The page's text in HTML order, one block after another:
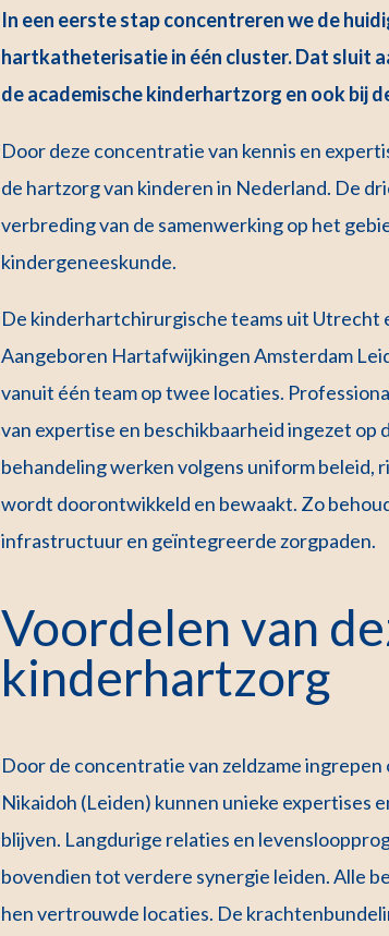
In een eerste stap concentreren we de
hartkatheterisatie in één cluster. Dat sluit
de academische kinderhartzorg en ook bij
Door deze concentratie van kennis en
de hartzorg van kinderen in Nederland. De
verbreding van de samenwerking op het
kindergeneeskunde.
De kinderhartchirurgische teams uit Utrecht
Aangeboren Hartafwijkingen Amsterdam
vanuit één team op twee locaties.
van expertise en beschikbaarheid ingezet op
behandeling werken volgens uniform beleid,
wordt doorontwikkeld en bewaakt. Zo
infrastructuur en geïntegreerde zorgpaden.
Voordelen van
kinderhartzorg
Door de concentratie van zeldzame
Nikaidoh (Leiden) kunnen unieke expertises
blijven. Langdurige relaties en
bovendien tot verdere synergie leiden. Alle
hen vertrouwde locaties. De